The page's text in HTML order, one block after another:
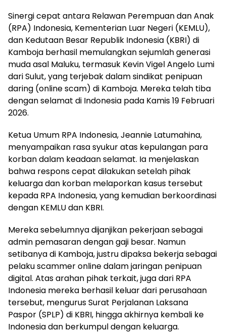
Sinergi cepat antara Relawan Perempuan dan Anak
(RPA) Indonesia, Kementerian Luar Negeri (KEMLU),
dan Kedutaan Besar Republik Indonesia (KBRI) di
Kamboja berhasil memulangkan sejumlah generasi
muda asal Maluku, termasuk Kevin Vigel Angelo Lumi
dari Sulut, yang terjebak dalam sindikat penipuan
daring (online scam) di Kamboja. Mereka telah tiba
dengan selamat di Indonesia pada Kamis 19 Februari
2026.
Ketua Umum RPA Indonesia, Jeannie Latumahina,
menyampaikan rasa syukur atas kepulangan para
korban dalam keadaan selamat. Ia menjelaskan
bahwa respons cepat dilakukan setelah pihak
keluarga dan korban melaporkan kasus tersebut
kepada RPA Indonesia, yang kemudian berkoordinasi
dengan KEMLU dan KBRI.
Mereka sebelumnya dijanjikan pekerjaan sebagai
admin pemasaran dengan gaji besar. Namun
setibanya di Kamboja, justru dipaksa bekerja sebagai
pelaku scammer online dalam jaringan penipuan
digital. Atas arahan pihak terkait, juga dari RPA
Indonesia mereka berhasil keluar dari perusahaan
tersebut, mengurus Surat Perjalanan Laksana
Paspor (SPLP) di KBRI, hingga akhirnya kembali ke
Indonesia dan berkumpul dengan keluarga.